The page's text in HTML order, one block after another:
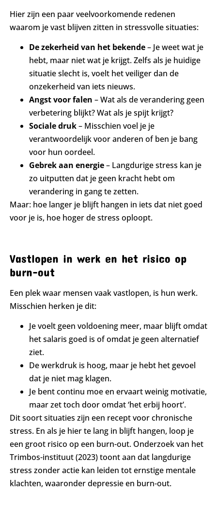
Hier zijn een paar veelvoorkomende redenen
waarom je vast blijven zitten in stressvolle situaties:
De zekerheid van het bekende– Je weet wat je
hebt, maar niet wat je krijgt. Zelfs als je huidige
situatie slecht is, voelt het veiliger dan de
onzekerheid van iets nieuws.
Angst voor falen – Wat als de verandering geen
verbetering blijkt? Wat als je spijt krijgt?
Sociale druk– Misschien voel je je
verantwoordelijk voor anderen of ben je bang
voor hun oordeel.
Gebrek aan energie– Langdurige stress kan je
zo uitputten dat je geen kracht hebt om
verandering in gang te zetten.
Maar: hoe langer je blijft hangen in iets dat niet goed
voor je is, hoe hoger de stress oploopt.
Vastlopen in werk en het risico op
burn-out
Een plek waar mensen vaak vastlopen, is hun werk.
Misschien herken je dit:
Je voelt geen voldoening meer, maar blijft omdat
het salaris goed is of omdat je geen alternatief
ziet.
De werkdruk is hoog, maar je hebt het gevoel
dat je niet mag klagen.
Je bent continu moe en ervaart weinig motivatie,
maar zet toch door omdat ‘het erbij hoort’.
Dit soort situaties zijn een recept voor chronische
stress. En als je hier te lang in blijft hangen, loop je
een groot risico op een burn-out. Onderzoek van het
Trimbos-instituut (2023) toont aan dat langdurige
stress zonder actie kan leiden tot ernstige mentale
klachten, waaronder depressie en burn-out.